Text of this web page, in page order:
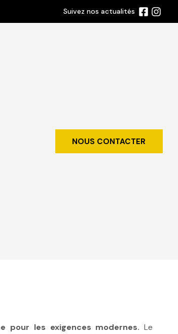
Suivez nos actualités
NOUS CONTACTER
pour les exigences modernes. Le